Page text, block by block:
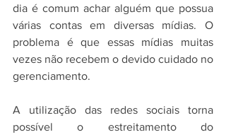
dia é comum achar alguém que possua
várias contas em diversas mídias. O
problema é que essas mídias muitas
vezes não recebem o devido cuidado no
gerenciamento.
A utilização das redes sociais torna
possível o estreitamento do